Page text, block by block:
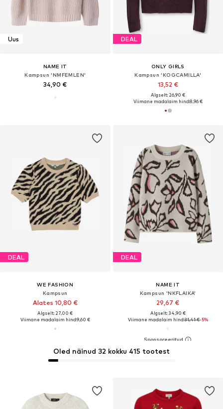
Uus
NAME IT
Kampsun 'NMFEMLEN'
34,90 €
DEAL
ONLY GIRLS
Kampsun 'KOGCAMILLA'
13,52 €
Algselt: 26,90 €
Viimane madalaim hind:8,96 €
DEAL
WE FASHION
Kampsun
Alates 10,80 €
Algselt: 27,00 €
Viimane madalaim hind:9,60 €
DEAL
NAME IT
Kampsun 'NKFLAIKA'
29,67 €
Algselt: 34,90 €
Viimane madalaim hind:31,41 €-5%
Oled näinud 32 kokku 415 tootest